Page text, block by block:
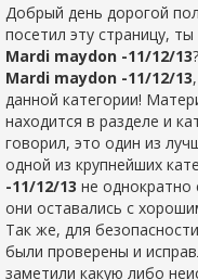
Добрый день дорогой
посетил эту страницу,
Mardi maydon -11/12/13
Mardi maydon -11/12/13
данной категории!
находится в разделе и
говорил, это один из
одной из крупнейших
-11/12/13 не однократно
они оставались с
Так же, для
были проверены и
заметили какую либо